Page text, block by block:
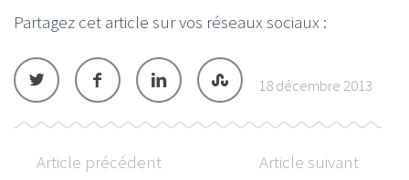
Partagez cet article sur vos réseaux sociaux :
18 décembre 2013
Article précédent Article suivant